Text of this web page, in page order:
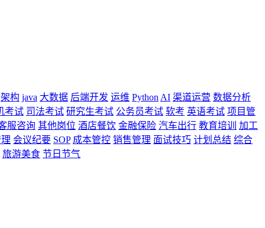
架构 java 大数据 后端开发 运维 Python AI 渠道运营 数据分析
考试 司法考试 研究生考试 公务员考试 软考 英语考试 项目管
服咨询 其他岗位 酒店餐饮 金融保险 汽车出行 教育培训
加工
会议纪要 SOP 成本管控 销售管理 面试技巧 计划总结 综合
旅游美食 节日节气